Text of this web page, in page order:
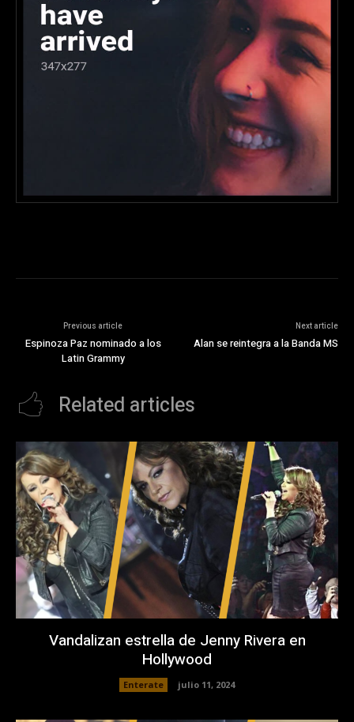
Previous article
Espinoza Paz nominado a los
Latin Grammy
Next article
Alan se reintegra a la Banda MS
Related articles
Vandalizan estrella de Jenny Rivera en
Hollywood
Enterate julio 11, 2024